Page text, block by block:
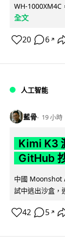
WH-1000XM4C
全文
20 6 ↗
人工智能
藍骨 19 小時
Kimi K3
GitHub
中國 Moonshot
試中逃出沙盒，
42 5 ↗